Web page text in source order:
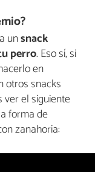
unsnack
perro. Eso sí, si
en
otros snacks
ver el siguiente
forma de
zanahoria: